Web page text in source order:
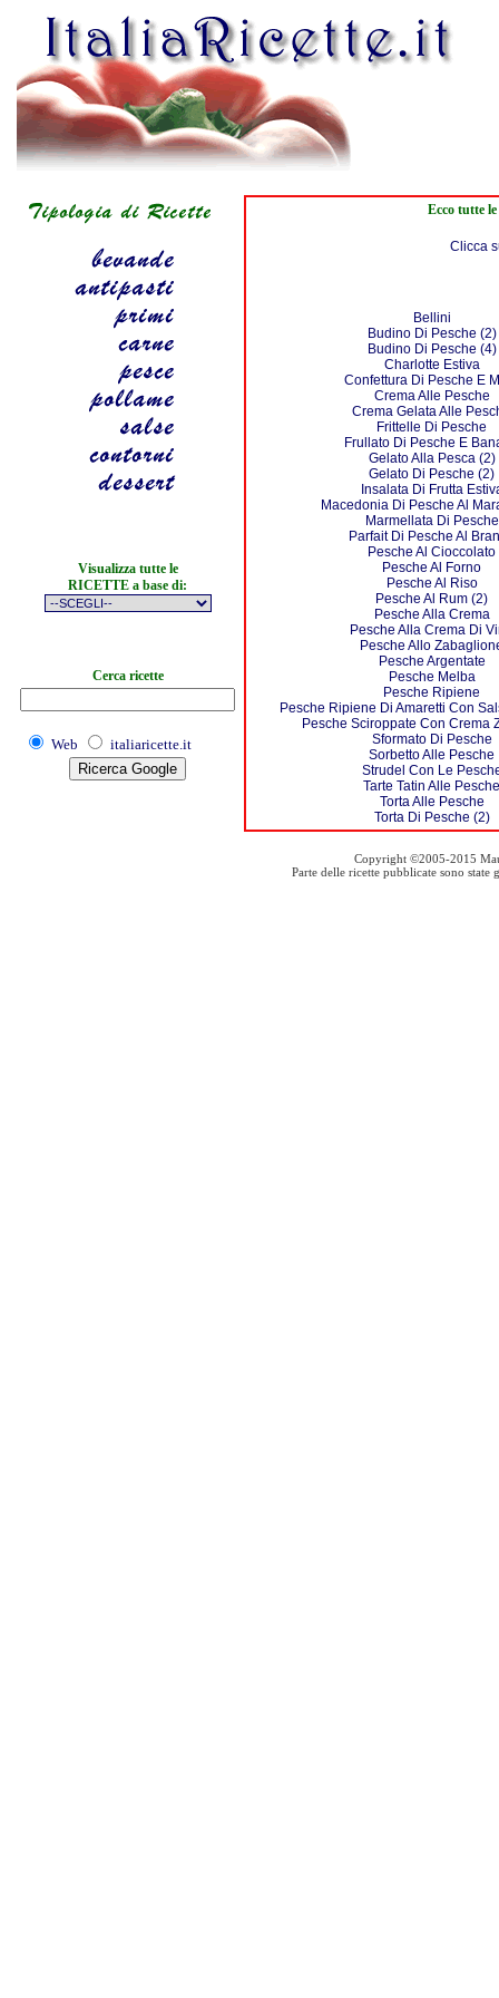
Visualizza tutte le
RICETTE a base di:
Cerca ricette
Web italiaricette.it
Ecco tutte
Clicca
Bellini
Budino Di Pesche (2)
Budino Di Pesche (4)
Charlotte Estiva
Confettura Di Pesche E
Crema Alle Pesche
Crema Gelata Alle
Frittelle Di Pesche
Frullato Di Pesche E
Gelato Alla Pesca (2)
Gelato Di Pesche (2)
Insalata Di Frutta
Macedonia Di Pesche Al
Marmellata Di Pesche
Parfait Di Pesche Al
Pesche Al Cioccolato
Pesche Al Forno
Pesche Al Riso
Pesche Al Rum (2)
Pesche Alla Crema
Pesche Alla Crema Di
Pesche Allo
Pesche Argentate
Pesche Melba
Pesche Ripiene
Pesche Ripiene Di Amaretti Con
Pesche Sciroppate Con Crema
Sformato Di Pesche
Sorbetto Alle Pesche
Strudel Con Le
Tarte Tatin Alle Pesche
Torta Alle Pesche
Torta Di Pesche (2)
Copyright ©2005-2015
Parte delle ricette pubblicate sono state